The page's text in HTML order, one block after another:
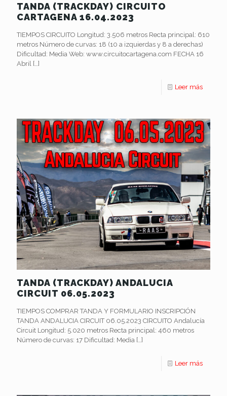
TANDA (TRACKDAY) CIRCUITO
CARTAGENA 16.04.2023
TIEMPOS CIRCUITO Longitud: 3.506 metros Recta principal: 610
metros Número de curvas: 18 (10 a izquierdas y 8 a derechas)
Dificultad: Media Web: www.circuitocartagena.com FECHA 16
Abril
[…]
Leer más
TANDA (TRACKDAY) ANDALUCIA
CIRCUIT 06.05.2023
TIEMPOS COMPRAR TANDA Y FORMULARIO INSCRIPCIÓN
TANDA ANDALUCIA CIRCUIT 06.05.2023 CIRCUITO Andalucía
Circuit Longitud: 5.020 metros Recta principal: 460 metros
Número de curvas: 17 Dificultad: Media […]
Leer más